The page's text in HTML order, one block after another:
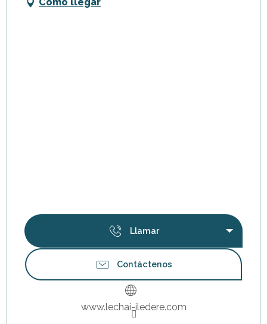
Llamar
Contáctenos
www.lechai-iledere.com